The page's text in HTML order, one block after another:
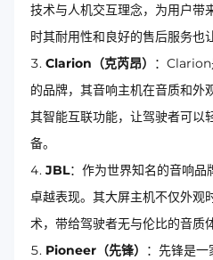
技术与人机交互理念，为用户带
时其耐用性和良好的售后服务也
Clarion（克芮昂）
：Clarion
的品牌，其音响主机在音质和外
其智能互联功能，让驾驶者可以
备。
JBL：作为世界知名的音响
卓越表现。其大屏主机不仅外观
术，带给驾驶者无与伦比的音质
Pioneer（先锋）
：先锋是